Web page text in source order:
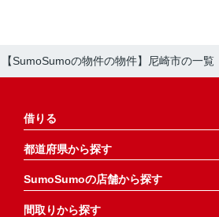
【SumoSumoの物件の物件】尼崎市の一覧
借りる
都道府県から探す
SumoSumoの店舗から探す
間取りから探す